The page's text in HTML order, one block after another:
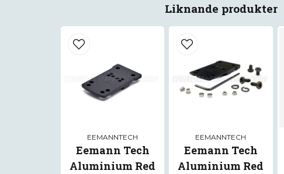
Liknande produkter
EEMANNTECH
Eemann Tech
Aluminium Red
EEMANNTECH
Eemann Tech
Aluminium Red